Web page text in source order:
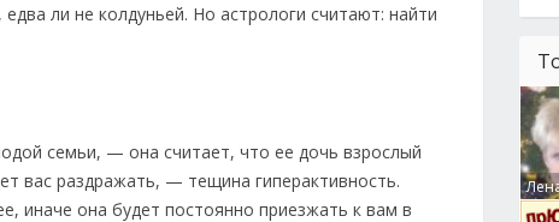
ли не колдуньей. Но астрологи считают: найти
семьи, — она считает, что ее дочь взрослый
вас раздражать, — тещина гиперактивность.
иначе она будет постоянно приезжать к вам в